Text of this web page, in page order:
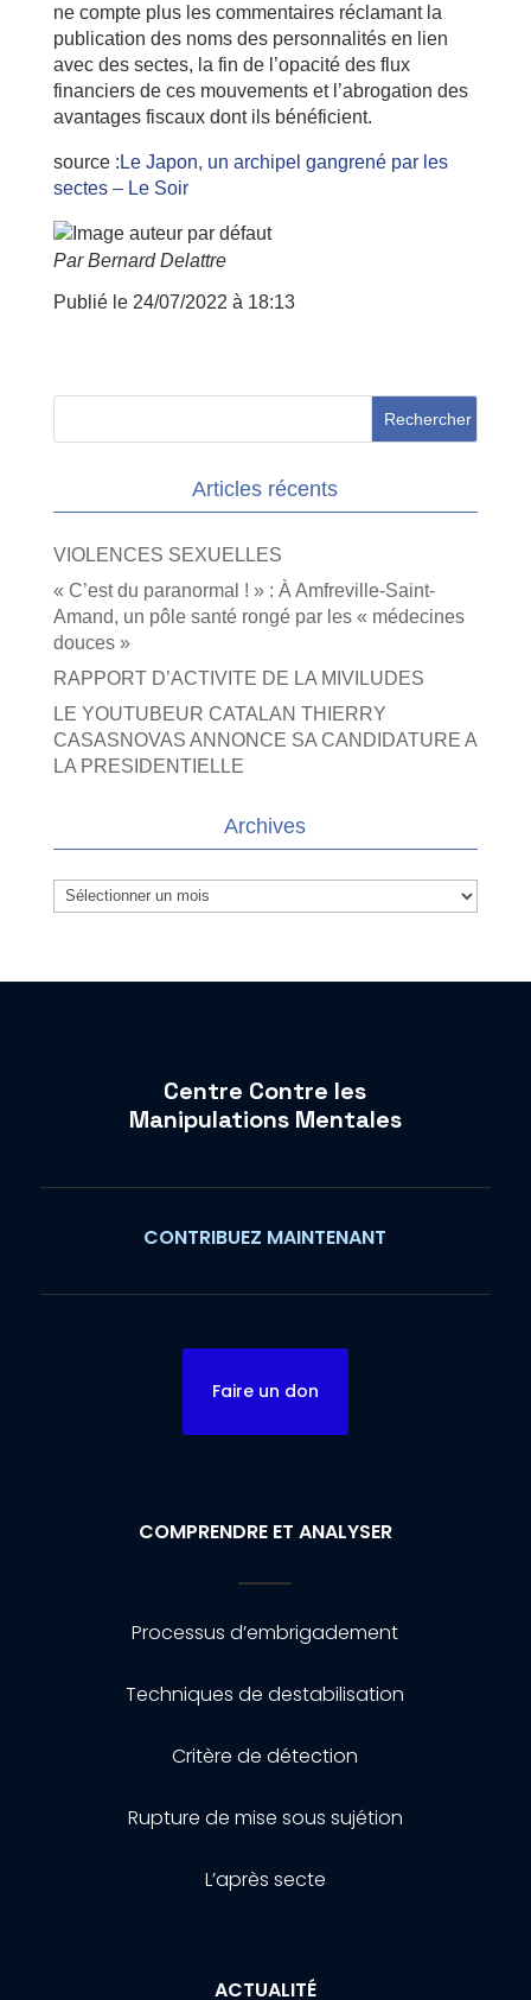
ne compte plus les commentaires réclamant la
publication des noms des personnalités en lien
avec des sectes, la fin de l’opacité des flux
financiers de ces mouvements et l’abrogation des
avantages fiscaux dont ils bénéficient.
source : Le Japon, un archipel gangrené par les
sectes – Le Soir
Par Bernard Delattre
Publié le 24/07/2022 à 18:13
Articles récents
VIOLENCES SEXUELLES
« C’est du paranormal ! » : À Amfreville-Saint-
Amand, un pôle santé rongé par les « médecines
douces »
RAPPORT D’ACTIVITE DE LA MIVILUDES
LE YOUTUBEUR CATALAN THIERRY
CASASNOVAS ANNONCE SA CANDIDATURE A
LA PRESIDENTIELLE
Archives
Archives
Centre Contre les
Manipulations Mentales
CONTRIBUEZ MAINTENANT
Faire un don
COMPRENDRE ET ANALYSER
Processus d’embrigadement
Techniques de destabilisation
Critère de détection
Rupture de mise sous sujétion
L’après secte
ACTUALITÉ